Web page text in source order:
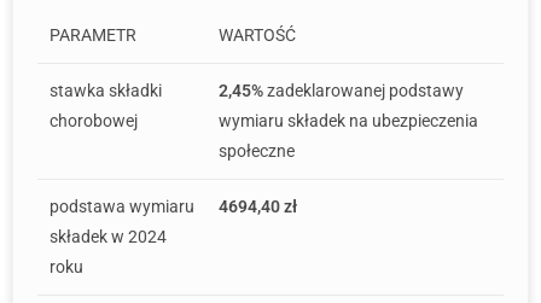
PARAMETR WARTOŚĆ
stawka składki
chorobowej
2,45%zadeklarowanej podstawy
wymiaru składek na ubezpieczenia
społeczne
podstawa wymiaru
składek w 2024
roku
4694,40 zł